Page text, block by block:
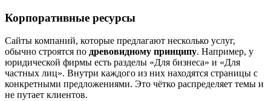
Корпоративные ресурсы
Сайты компаний, которые предлагают несколько услуг,
обычно строятся по древовидному принципу. Например, у
юридической фирмы есть разделы «Для бизнеса» и «Для
частных лиц». Внутри каждого из них находятся страницы с
конкретными предложениями. Это чётко распределяет темы и
не путает клиентов.